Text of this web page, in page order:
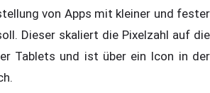
von Apps mit kleiner und fester
Dieser skaliert die Pixelzahl auf die
Tablets und ist über ein Icon in der